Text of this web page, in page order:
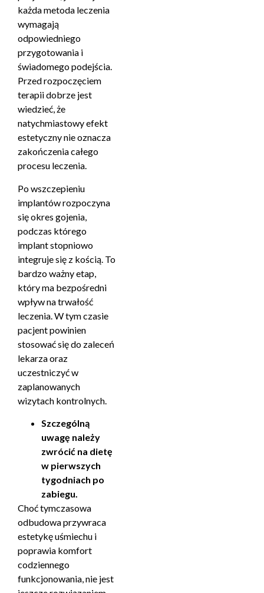
każda metoda leczenia
wymagają
odpowiedniego
przygotowania i
świadomego podejścia.
Przed rozpoczęciem
terapii dobrze jest
wiedzieć, że
natychmiastowy efekt
estetyczny nie oznacza
zakończenia całego
procesu leczenia.
Po wszczepieniu
implantów rozpoczyna
się okres gojenia,
podczas którego
implant stopniowo
integruje się z kością. To
bardzo ważny etap,
który ma bezpośredni
wpływ na trwałość
leczenia. W tym czasie
pacjent powinien
stosować się do zaleceń
lekarza oraz
uczestniczyć w
zaplanowanych
wizytach kontrolnych.
Szczególną
uwagę należy
zwrócić na dietę
w pierwszych
tygodniach po
zabiegu.
Choć tymczasowa
odbudowa przywraca
estetykę uśmiechu i
poprawia komfort
codziennego
funkcjonowania, nie jest